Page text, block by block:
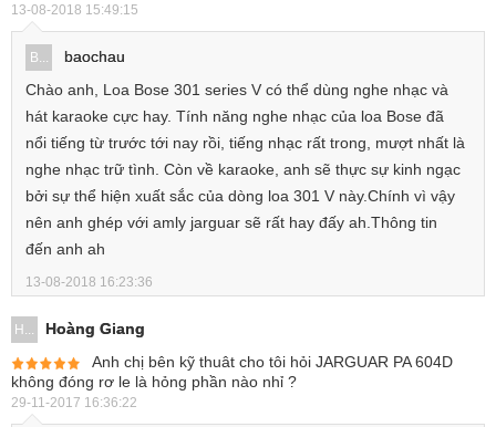
13-08-2018 15:49:15
B...
baochau
Chào anh, Loa Bose 301 series V có thể dùng nghe nhạc và
hát karaoke cực hay. Tính năng nghe nhạc của loa Bose đã
nổi tiếng từ trước tới nay rồi, tiếng nhạc rất trong, mượt nhất là
nghe nhạc trữ tình. Còn về karaoke, anh sẽ thực sự kinh ngạc
bởi sự thể hiện xuất sắc của dòng loa 301 V này.Chính vì vậy
nên anh ghép với amly jarguar sẽ rất hay đấy ah.Thông tin
đến anh ah
13-08-2018 16:23:36
H...
Hoàng Giang
Anh chị bên kỹ thuât cho tôi hỏi JARGUAR PA 604D
không đóng rơ le là hỏng phần nào nhỉ ?
29-11-2017 16:36:22